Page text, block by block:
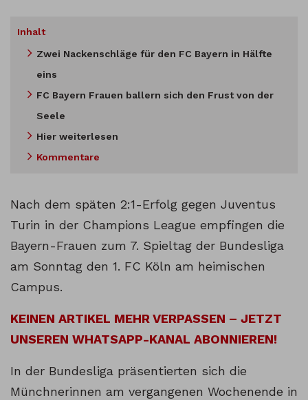
Inhalt
Zwei Nackenschläge für den FC Bayern in Hälfte
eins
FC Bayern Frauen ballern sich den Frust von der
Seele
Hier weiterlesen
Kommentare
Nach dem späten 2:1-Erfolg gegen Juventus
Turin in der Champions League empfingen die
Bayern-Frauen zum 7. Spieltag der Bundesliga
am Sonntag den 1. FC Köln am heimischen
Campus.
KEINEN ARTIKEL MEHR VERPASSEN – JETZT
UNSEREN WHATSAPP-KANAL ABONNIEREN!
In der Bundesliga präsentierten sich die
Münchnerinnen am vergangenen Wochenende in